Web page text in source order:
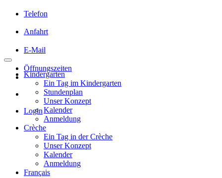
Telefon
Anfahrt
E-Mail
Öffnungszeiten
Login
Kindergarten
Ein Tag im Kindergarten
Stundenplan
Unser Konzept
Kalender
Anmeldung
Crèche
Ein Tag in der Crèche
Unser Konzept
Kalender
Anmeldung
Français